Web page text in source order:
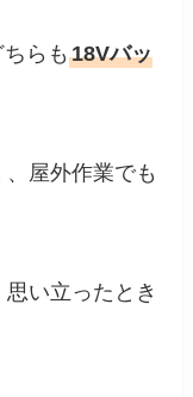
ちらも18Vバッ
屋外作業でも
い立ったとき